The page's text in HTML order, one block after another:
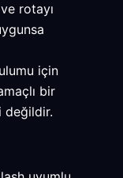
rotayı
için
bir
değildir.